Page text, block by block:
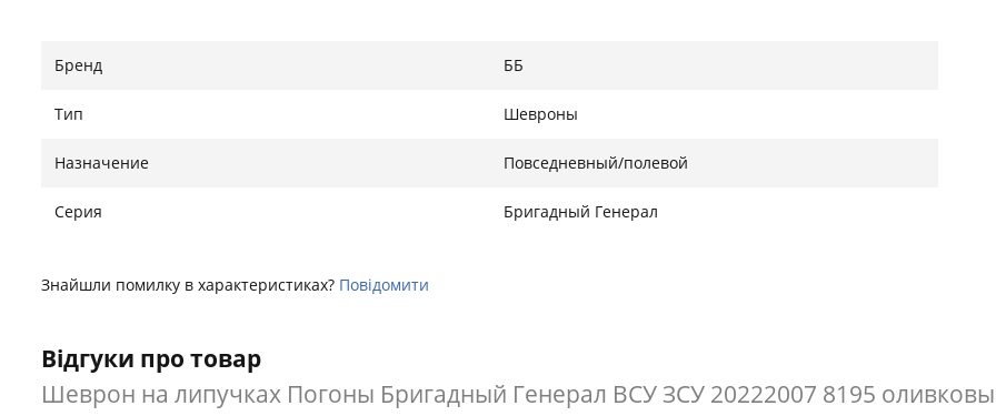
Бренд ББ
Тип Шевроны
Назначение Повседневный/полевой
Серия Бригадный Генерал
Знайшли помилку в характеристиках? Повідомити
Відгуки про товар
Шеврон на липучках Погоны Бригадный Генерал ВСУ ЗСУ 20222007 8195